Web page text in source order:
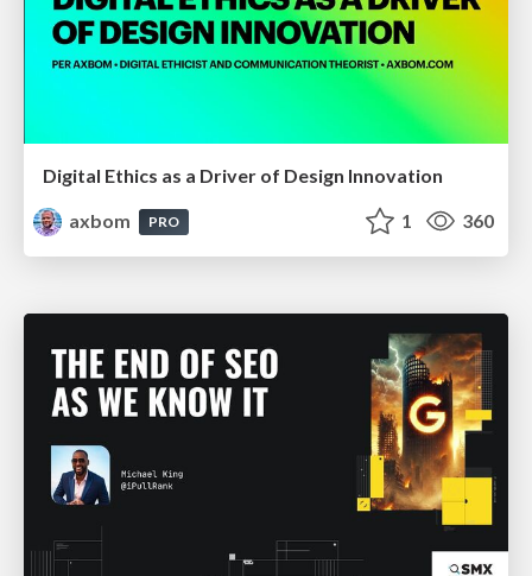
Digital Ethics as a Driver of Design Innovation
axbom
PRO 1 360